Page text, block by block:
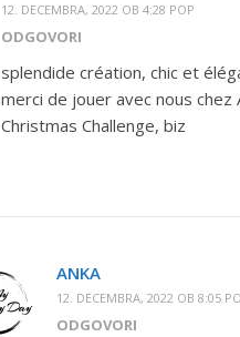
12. DECEMBRA, 2022 OB 4:28 POP
ODGOVORI
splendide création, chic et
merci de jouer avec nous chez
Christmas Challenge, biz
ANKA
12. DECEMBRA, 2022 OB 8:05
ODGOVORI